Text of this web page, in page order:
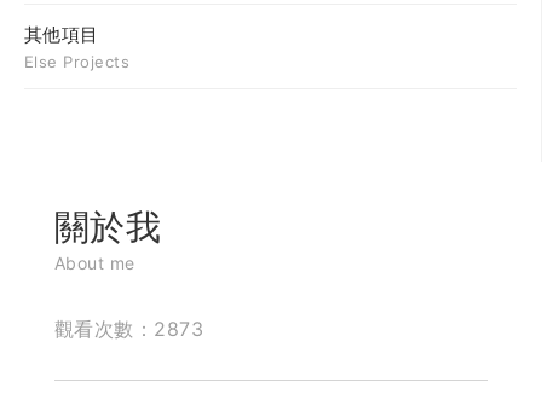
其他項目
Else Projects
關於我
About me
觀看次數：2873